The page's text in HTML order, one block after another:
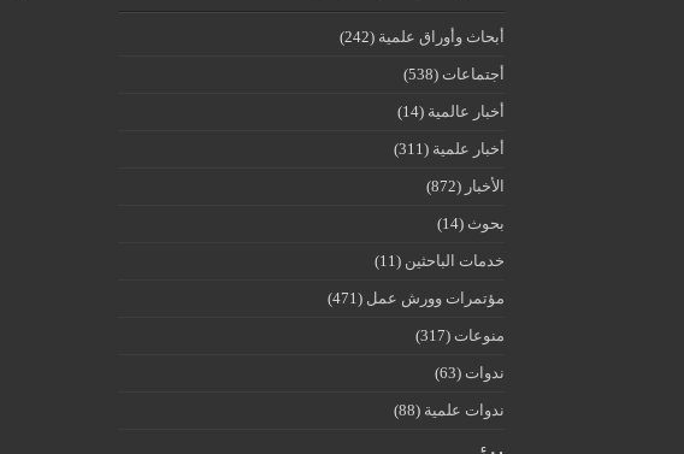
أبحاث وأوراق علمية (242)
أجتماعات (538)
أخبار عالمية (14)
أخبار علمية (311)
الأخبار (872)
بحوث (14)
خدمات الباحثين (11)
مؤتمرات وورش عمل (471)
منوعات (317)
ندوات (63)
ندوات علمية (88)